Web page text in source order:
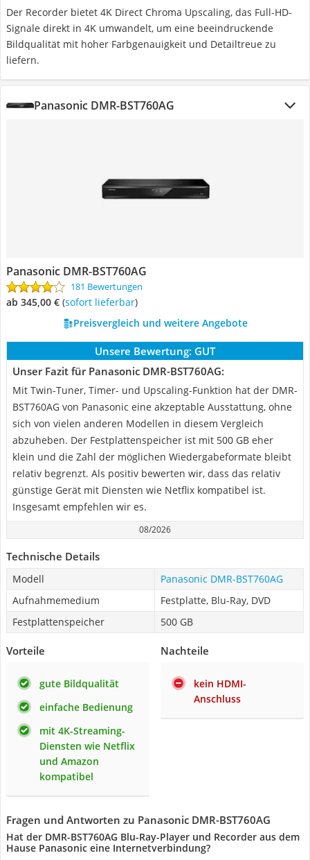
Der Recorder bietet 4K Direct Chroma Upscaling, das Full-HD-
Signale direkt in 4K umwandelt, um eine beeindruckende
Bildqualität mit hoher Farbgenauigkeit und Detailtreue zu
liefern.
Panasonic DMR-BST760AG
Panasonic DMR-BST760AG
181 Bewertungen
ab 345,00 € ( Sofort lieferbar)
Preisvergleich und weitere Angebote
Unsere Bewertung: GUT
Unser Fazit für Panasonic DMR-BST760AG:
Mit Twin-Tuner, Timer- und Upscaling-Funktion hat der DMR-
BST760AG von Panasonic eine akzeptable Ausstattung, ohne
sich von vielen anderen Modellen in diesem Vergleich
abzuheben. Der Festplattenspeicher ist mit 500 GB eher
klein und die Zahl der möglichen Wiedergabeformate bleibt
relativ begrenzt. Als positiv bewerten wir, dass das relativ
günstige Gerät mit Diensten wie Netflix kompatibel ist.
Insgesamt empfehlen wir es.
08/2026
Technische Details
Modell
Panasonic DMR-BST760AG
Aufnahmemedium
Festplatte, Blu-Ray, DVD
Festplattenspeicher
500 GB
Vorteile
gute Bildqualität
einfache Bedienung
mit 4K-Streaming-
Diensten wie Netflix
und Amazon
kompatibel
Nachteile
kein HDMI-
Anschluss
Fragen und Antworten zu Panasonic DMR-BST760AG
Hat der DMR-BST760AG Blu-Ray-Player und Recorder aus dem
Hause Panasonic eine Internetverbindung?